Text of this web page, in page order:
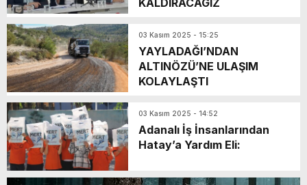
KALDIRACAGIZ
03 Kasım 2025 - 15:25
YAYLADAĞI’NDAN
ALTINÖZÜ’NE ULAŞIM
KOLAYLAŞTI
03 Kasım 2025 - 14:52
Adanalı İş İnsanlarından
Hatay’a Yardım Eli: